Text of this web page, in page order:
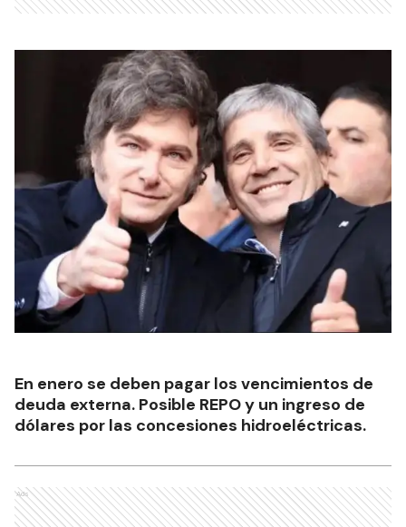
En enero se deben pagar los vencimientos de
deuda externa. Posible REPO y un ingreso de
dólares por las concesiones hidroeléctricas.
Ads